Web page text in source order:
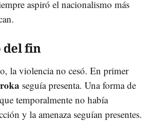
aspiró el nacionalismo más
del fin
la violencia no cesó. En primer
seguía presenta. Una forma de
temporalmente no había
y la amenaza seguían presentes.